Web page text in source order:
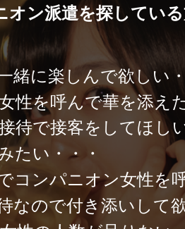
ン派遣を探してい
緒に楽しんで欲しい
性を呼んで華を添え
待で接客をしてほし
たい・・・
コンパニオン女性を
なので付き添いして